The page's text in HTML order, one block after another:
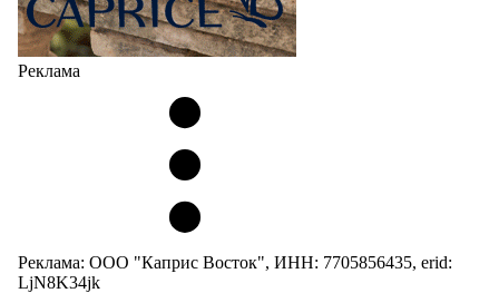
Реклама
Реклама: ООО "Каприс Восток", ИНН: 7705856435, erid:
LjN8K34jk